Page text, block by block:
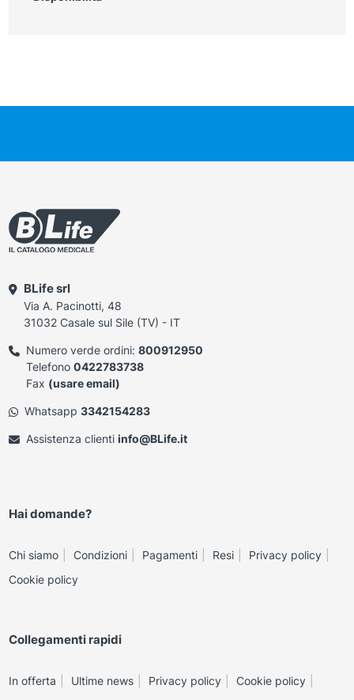
BLife srl
Via A. Pacinotti, 48
31032 Casale sul Sile (TV) - IT
Numero verde ordini: 800912950
Telefono 0422783738
Fax (usare email)
Whatsapp 3342154283
Assistenza clienti info@BLife.it
Hai domande?
Chi siamo Condizioni Pagamenti Resi
Privacy policy
Cookie policy
Collegamenti rapidi
In offerta Ultime news Privacy policy
Cookie policy